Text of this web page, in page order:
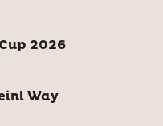
2026
Way